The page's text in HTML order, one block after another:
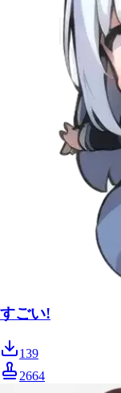
すごい!
139
2664